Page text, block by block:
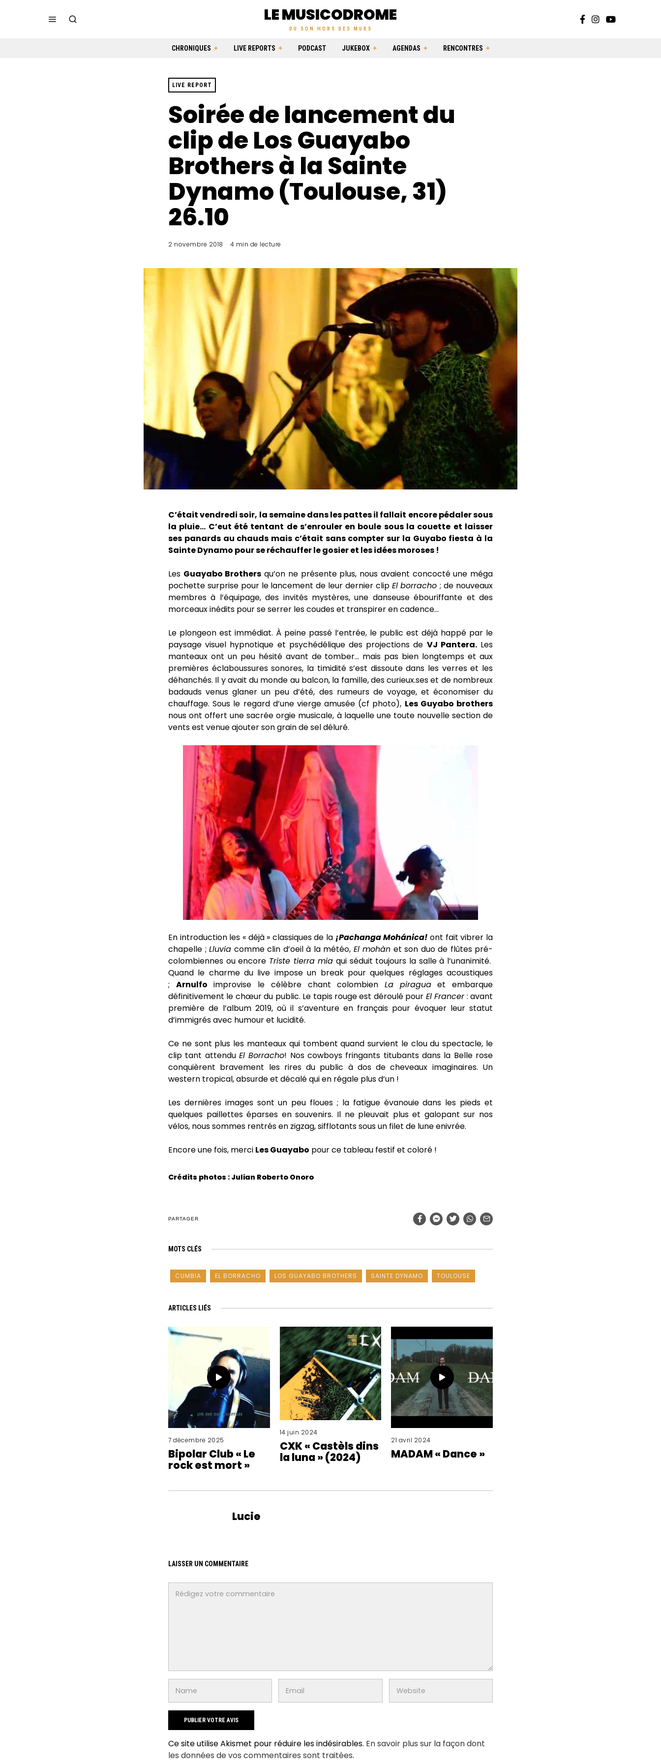
LE MUSICODROME
DU SON HORS DES MURS
CHRONIQUES LIVE REPORTS PODCAST JUKEBOX AGENDAS RENCONTRES
LIVE REPORT
Soirée de lancement du
clip de Los Guayabo
Brothers à la Sainte
Dynamo (Toulouse, 31)
26.10
2 novembre 2018 4 min de lecture
C’était vendredi soir, la semaine dans les pattes il fallait encore pédaler sous
la pluie… C’eut été tentant de s’enrouler en boule sous la couette et laisser
ses panards au chauds mais c’était sans compter sur la Guyabo fiesta à la
Sainte Dynamo pour se réchauffer le gosier et les idées moroses !
Les Guayabo Brothers qu’on ne présente plus, nous avaient concocté une méga
pochette surprise pour le lancement de leur dernier clip El borracho; de nouveaux
membres à l’équipage, des invités mystères, une danseuse ébouriffante et des
morceaux inédits pour se serrer les coudes et transpirer en cadence…
Le plongeon est immédiat. À peine passé l’entrée, le public est déjà happé par le
paysage visuel hypnotique et psychédélique des projections de VJ Pantera.Les
manteaux ont un peu hésité avant de tomber… mais pas bien longtemps et aux
premières éclaboussures sonores, la timidité s’est dissoute dans les verres et les
déhanchés. Il y avait du monde au balcon, la famille, des curieux.ses et de nombreux
badauds venus glaner un peu d’été, des rumeurs de voyage, et économiser du
chauffage. Sous le regard d’une vierge amusée (cf photo), Les Guyabo brothers
nous ont offert une sacrée orgie musicale, à laquelle une toute nouvelle section de
vents est venue ajouter son grain de sel déluré.
En introduction les « déjà » classiques de la ¡Pachanga Mohánica! ont fait vibrer la
chapelle ; Lluvia comme clin d’oeil à la météo, El mohàn et son duo de flûtes pré-
colombiennes ou encore Triste tierra mia qui séduit toujours la salle à l’unanimité.
Quand le charme du live impose un break pour quelques réglages acoustiques
; Arnulfo improvise le célèbre chant colombien La piraguaet embarque
définitivement le chœur du public. Le tapis rouge est déroulé pour El Francer: avant
première de l’album 2019, où il s’aventure en français pour évoquer leur statut
d’immigrés avec humour et lucidité.
Ce ne sont plus les manteaux qui tombent quand survient le clou du spectacle, le
clip tant attendu El Borracho! Nos cowboys fringants titubants dans la Belle rose
conquièrent bravement les rires du public à dos de cheveaux imaginaires. Un
western tropical, absurde et décalé qui en régale plus d’un !
Les dernières images sont un peu floues ; la fatigue évanouie dans les pieds et
quelques paillettes éparses en souvenirs. Il ne pleuvait plus et galopant sur nos
vélos, nous sommes rentrés en zigzag, sifflotants sous un filet de lune enivrée.
Encore une fois, merci Les Guayabo pour ce tableau festif et coloré !
Crédits photos : Julian Roberto Onoro
PARTAGER
MOTS CLÉS
CUMBIA EL BORRACHO LOS GUAYABO BROTHERS SAINTE DYNAMO TOULOUSE
ARTICLES LIÉS
7 décembre 2025
Bipolar Club « Le
rock est mort »
14 juin 2024
CXK « Castèls dins
la luna » (2024)
21 avril 2024
MADAM « Dance »
Lucie
LAISSER UN COMMENTAIRE
Ce site utilise Akismet pour réduire les indésirables. En savoir plus sur la façon dont
les données de vos commentaires sont traitées.